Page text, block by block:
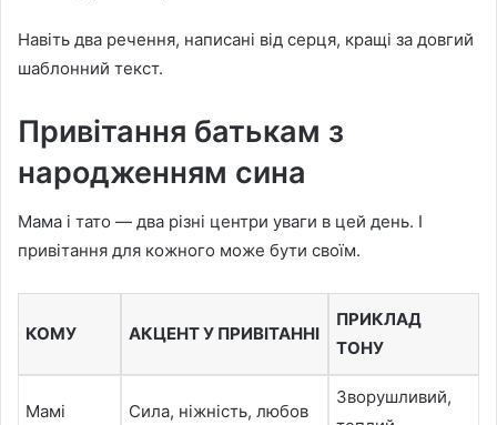
Навіть два речення, написані від серця, кращі за довгий
шаблонний текст.
Привітання батькам з
народженням сина
Мама і тато — два різні центри уваги в цей день. І
привітання для кожного може бути своїм.
КОМУ АКЦЕНТ У ПРИВІТАННІ
ПРИКЛАД
ТОНУ
Мамі Сила, ніжність, любов
Зворушливий,